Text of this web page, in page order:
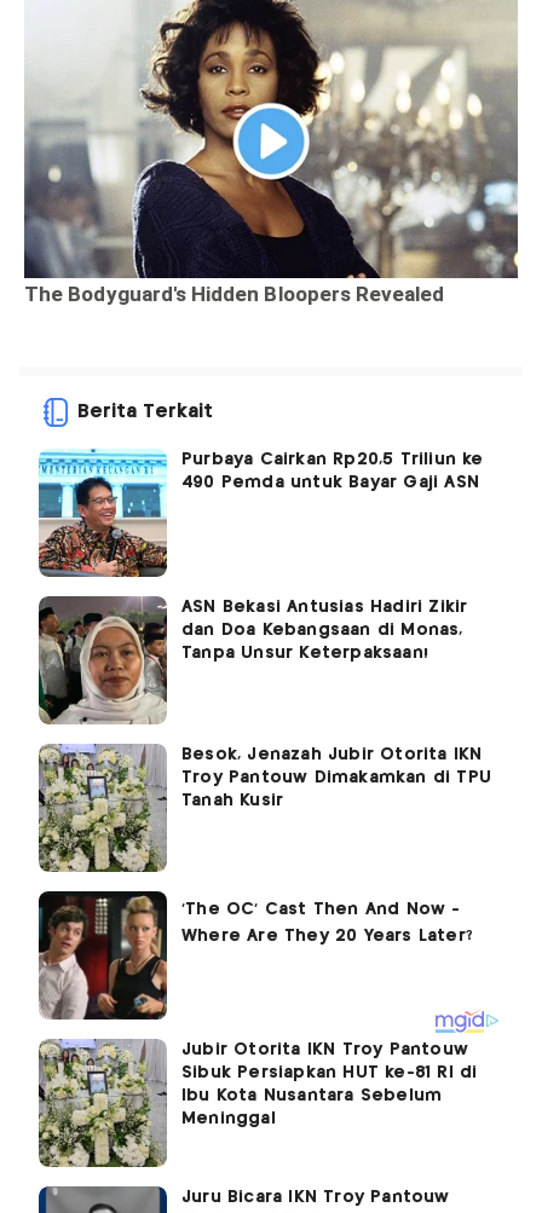
Berita Terkait
Purbaya Cairkan Rp20,5 Triliun ke
490 Pemda untuk Bayar Gaji ASN
ASN Bekasi Antusias Hadiri Zikir
dan Doa Kebangsaan di Monas,
Tanpa Unsur Keterpaksaan!
Besok, Jenazah Jubir Otorita IKN
Troy Pantouw Dimakamkan di TPU
Tanah Kusir
Jubir Otorita IKN Troy Pantouw
Sibuk Persiapkan HUT ke-81 RI di
Ibu Kota Nusantara Sebelum
Meninggal
Juru Bicara IKN Troy Pantouw